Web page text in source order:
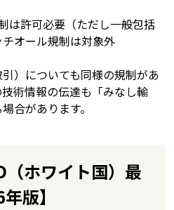
は許可必要（ただし一般包括
オール規制は対象外
）についても同様の規制があ
術情報の伝達も「みなし輸
合があります。
（ホワイト国）最
版】